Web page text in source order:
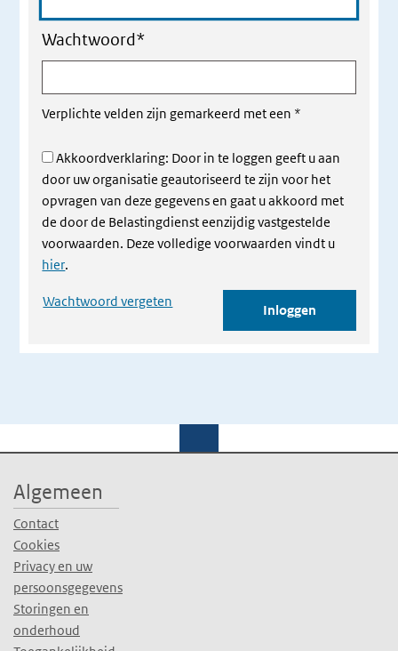
Wachtwoord*
Verplichte velden zijn gemarkeerd met een *
Akkoordverklaring: Door in te loggen geeft u aan
door uw organisatie geautoriseerd te zijn voor het
opvragen van deze gegevens en gaat u akkoord met
de door de Belastingdienst eenzijdig vastgestelde
voorwaarden. Deze volledige voorwaarden vindt u
hier.
Wachtwoord vergeten
Algemeen
Contact
Cookies
Privacy en uw
persoonsgegevens
Storingen en
onderhoud